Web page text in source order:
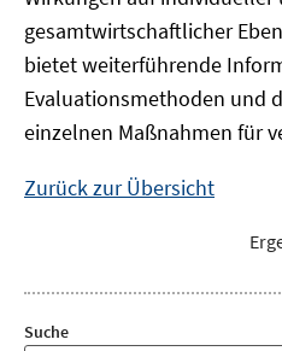
gesamtwirtschaftlicher
bietet weiterführende
Evaluationsmethoden und
einzelnen Maßnahmen für
Zurück zur Übersicht
Suche